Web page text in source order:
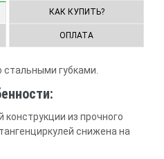
КАК КУПИТЬ?
ОПЛАТА
стальными губками.
конструкции из прочного
снижена на